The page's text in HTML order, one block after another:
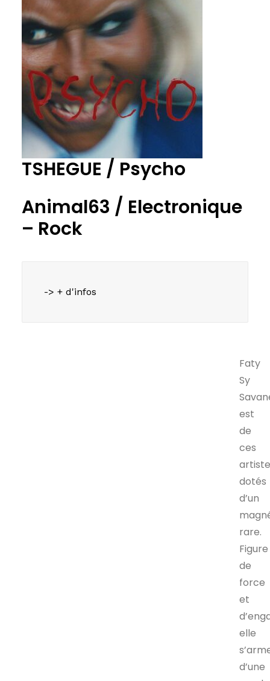
TSHEGUE / Psycho
Animal63 / Electronique
– Rock
-> + d'infos
Faty
Sy
est
de
ces
dotés
d’un
rare.
Figure
de
force
et
elle
d’une